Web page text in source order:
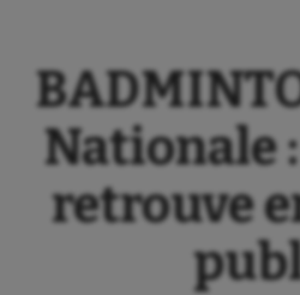
Nationale
retrouve